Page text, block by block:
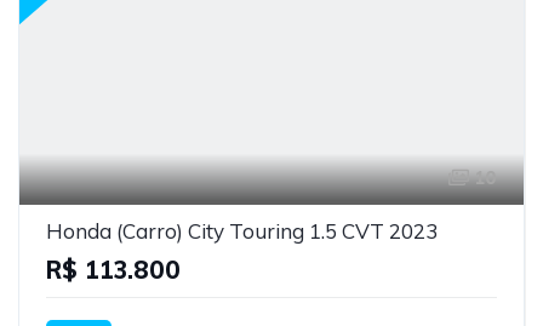
10
Honda (Carro) City Touring 1.5 CVT 2023
R$ 113.800